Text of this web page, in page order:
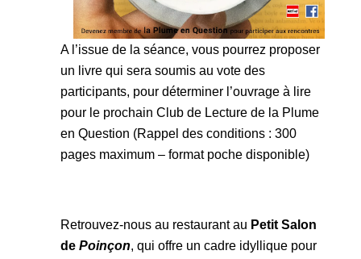
A l’issue de la séance, vous pourrez proposer
un livre qui sera soumis au vote des
participants, pour déterminer l’ouvrage à lire
pour le prochain Club de Lecture de la Plume
en Question (Rappel des conditions : 300
pages maximum – format poche disponible)
Retrouvez-nous au restaurant au Petit Salon
dePoinçon, qui offre un cadre idyllique pour